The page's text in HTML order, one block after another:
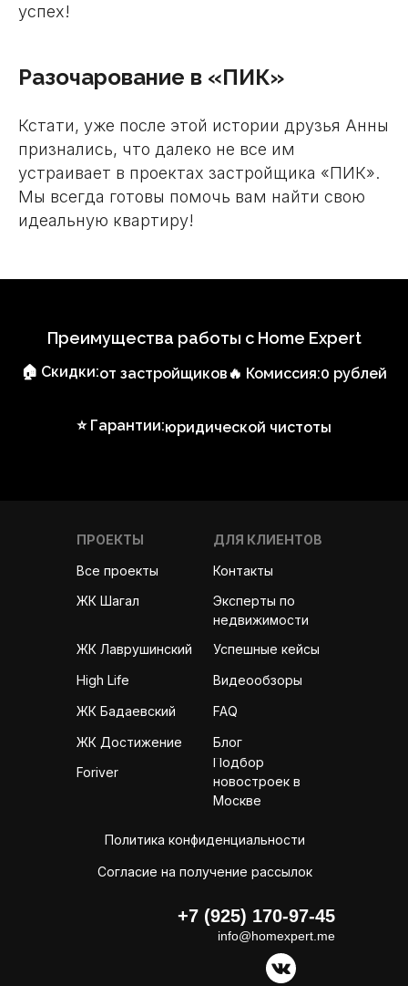
успех!
Разочарование в «ПИК»
Кстати, уже после этой истории друзья Анны
признались, что далеко не все им
устраивает в проектах застройщика «ПИК».
Мы всегда готовы помочь вам найти свою
идеальную квартиру!
Преимущества работы с Home Expert
🏠 Скидки:от застройщиков 🔥 Комиссия:0 рублей
⭐ Гарантии:юридической чистоты
ПРОЕКТЫ
info@homexpert.me
+7 (925) 170-97-45
ДЛЯ КЛИЕНТОВ
Контакты
Эксперты по
недвижимости
Успешные кейсы
Видеообзоры
FAQ
Блог
Подбор
новостроек в
Москве
Политика конфиденциальности
Согласие на получение рассылок
Foriver
ЖК Достижение
ЖК Бадаевский
High Life
ЖК Лаврушинский
ЖК Шагал
Все проекты